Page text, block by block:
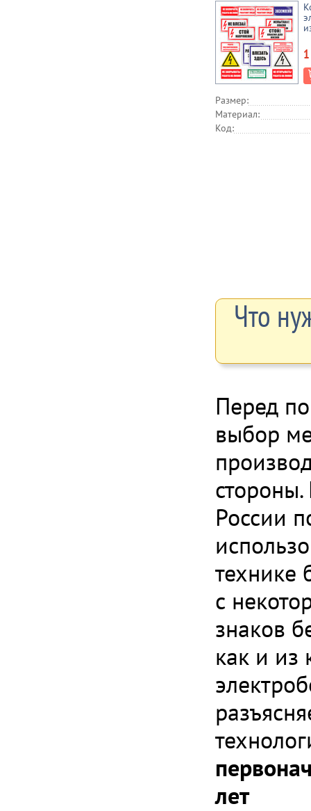
Размер:
Материал:
Код:
Что
Перед
выбор
России
технике
с
знаков
как и из
лет